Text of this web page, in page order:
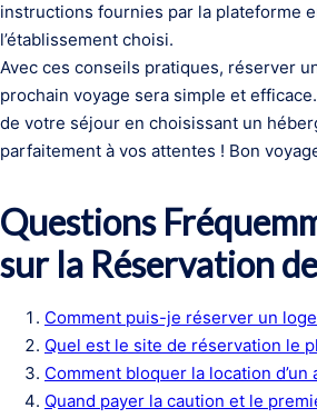
instructions fournies par la plateforme
l’établissement choisi.
Avec ces conseils pratiques, réserver
prochain voyage sera simple et
de votre séjour en choisissant un
parfaitement à vos attentes ! Bon
Questions
sur la Réservation
Comment puis-je réserver un
Quel est le site de réservation le
Comment bloquer la location d’un
Quand payer la caution et le